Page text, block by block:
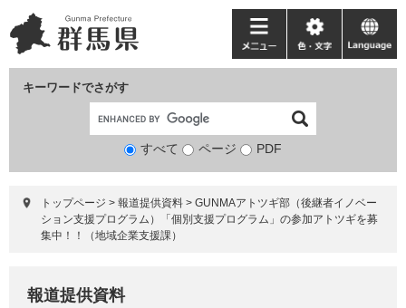
ー
ジ
ニ
ュ
て
キーワードでさがす
検
象
すべて ページ PDF
メ
ニ
ー
色・
文
language
トップページ > 報道提供資料 > GUNMAアトツギ部（後継者イノベー
ション支援プログラム）「個別支援プログラム」の参加アトツギを募
集中！！（地域企業支援課）
報道提供資料